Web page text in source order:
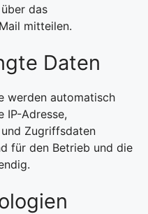
das
mitteilen.
Daten
werden automatisch
IP-Adresse,
Zugriffsdaten
für den Betrieb und die